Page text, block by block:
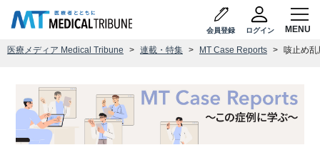
会員登録 ログイン
医療メディア Medical Tribune 連載・特集 MT Case Reports 咳止め